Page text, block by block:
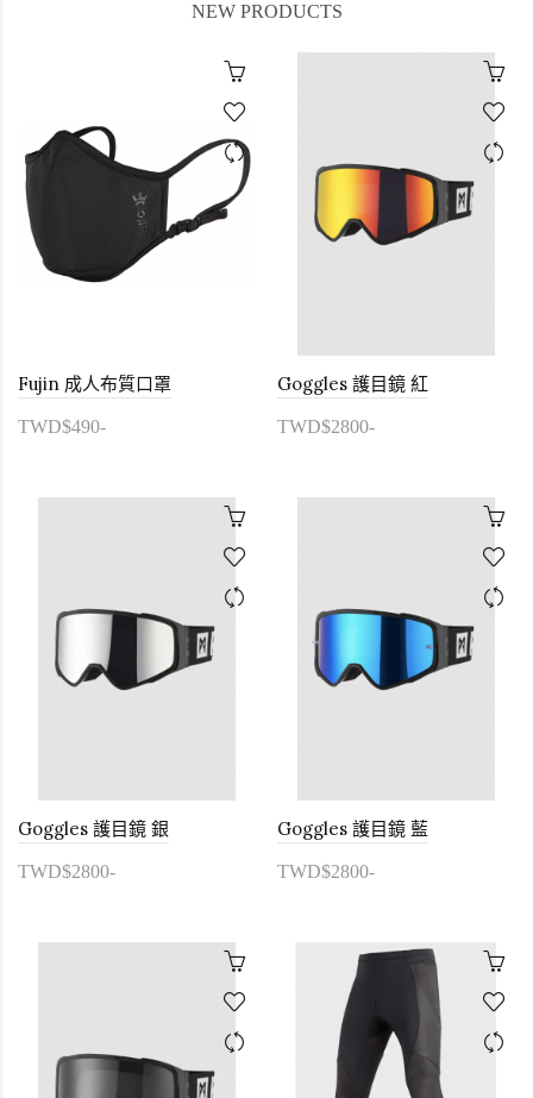
NEW PRODUCTS
Fujin 成人布質口罩
TWD$490-
Goggles 護目鏡 紅
TWD$2800-
Goggles 護目鏡 銀
TWD$2800-
Goggles 護目鏡 藍
TWD$2800-